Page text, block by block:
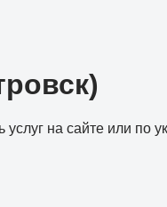
на сайте или по